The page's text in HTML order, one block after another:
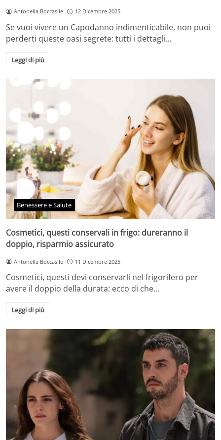
Antonella Boccasile 12 Dicembre 2025
Se vuoi vivere un Capodanno indimenticabile, non puoi
perderti queste oasi segrete: tutti i dettagli…
Leggi di più
Benessere e Salute
Cosmetici, questi conservali in frigo: dureranno il
doppio, risparmio assicurato
Antonella Boccasile 11 Dicembre 2025
Cosmetici, questi devi conservarli nel frigorifero per
avere il doppio della durata: ecco di che…
Leggi di più